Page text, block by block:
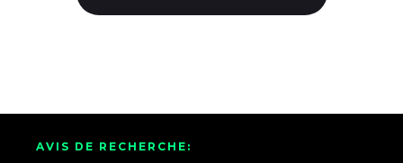
AVIS DE RECHERCHE: